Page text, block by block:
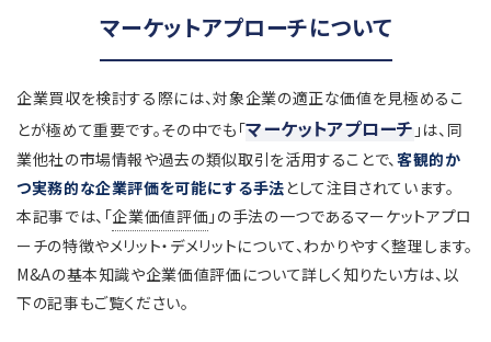
マーケットアプローチについて
企業買収を検討する際には、対象企業の適正な価値を見極めるこ
とが極めて重要です。その中でも「マーケットアプローチ 」は、同
業他社の市場情報や過去の類似取引を活用することで、客観的か
つ実務的な企業評価を可能にする手法として注目されています。
本記事では、「企業価値評価 」の手法の一つであるマーケットアプロ
ーチの特徴やメリット・デメリットについて、わかりやすく整理します。
M&Aの基本知識や企業価値評価について詳しく知りたい方は、以
下の記事もご覧ください。